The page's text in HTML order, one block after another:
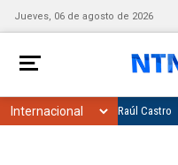
Jueves, 06 de agosto de 2026
Raúl Castro